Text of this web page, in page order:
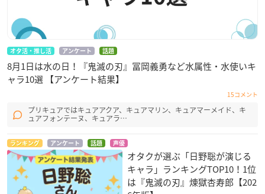
オタ活・推し活 アンケート 話題
8月1日は水の日！『鬼滅の刃』冨岡義勇など水属性・水使いキ
ャラ10選 【アンケート結果】
15コメント
プリキュアではキュアアクア、キュアマリン、キュアマーメイド、キ
ュアフォンテーヌ、キュアラ…
ランキング アンケート 話題 声優
オタクが選ぶ「日野聡が演じる
キャラ」ランキングTOP10！1位
は『鬼滅の刃』煉󠄁獄杏寿郎【202